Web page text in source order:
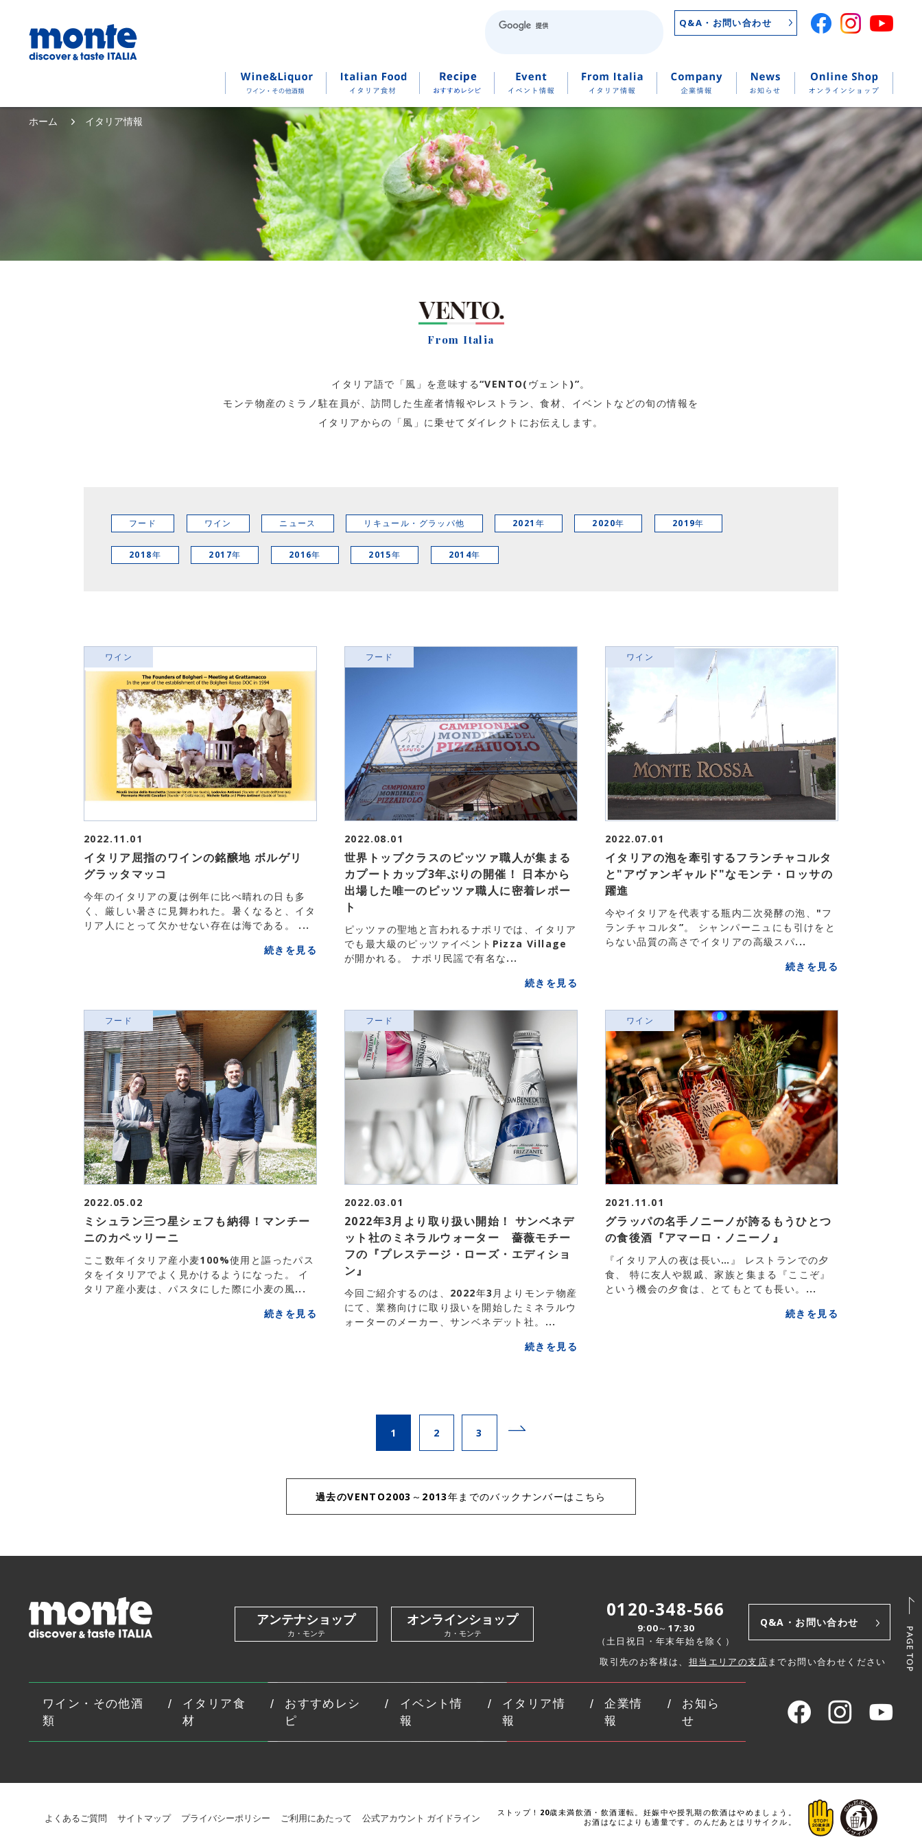
Q&A・お問い合わせ
ホーム イタリア情報
From Italia
イタリア語で「風」を意味する“VENTO(ヴェント)”。
モンテ物産のミラノ駐在員が、訪問した生産者情報やレストラン、食材、イベントなどの旬の情報を
イタリアからの「風」に乗せてダイレクトにお伝えします。
フード ワイン ニュース リキュール・グラッパ他 2021年 2020年 2019年
2018年 2017年 2016年 2015年 2014年
ワイン
2022.11.01
イタリア屈指のワインの銘醸地 ボルゲリ
グラッタマッコ
今年のイタリアの夏は例年に比べ晴れの日も多
く、厳しい暑さに見舞われた。暑くなると、イタ
リア人にとって欠かせない存在は海である。 ...
続きを見る
フード
2022.08.01
世界トップクラスのピッツァ職人が集まる
カプートカップ3年ぶりの開催！ 日本から
出場した唯一のピッツァ職人に密着レポー
ト
ピッツァの聖地と言われるナポリでは、イタリア
でも最大級のピッツァイベントPizza Village
が開かれる。 ナポリ民謡で有名な...
続きを見る
ワイン
2022.07.01
イタリアの泡を牽引するフランチャコルタ
と"アヴァンギャルド"なモンテ・ロッサの
躍進
今やイタリアを代表する瓶内二次発酵の泡、"フ
ランチャコルタ”。 シャンパーニュにも引けをと
らない品質の高さでイタリアの高級スパ...
続きを見る
フード
2022.05.02
ミシュラン三つ星シェフも納得！マンチー
ニのカペッリーニ
ここ数年イタリア産小麦100%使用と謳ったパス
タをイタリアでよく見かけるようになった。 イ
タリア産小麦は、パスタにした際に小麦の風...
続きを見る
フード
2022.03.01
2022年3月より取り扱い開始！ サンベネデ
ット社のミネラルウォーター 薔薇モチー
フの『プレステージ・ローズ・エディショ
ン』
今回ご紹介するのは、2022年3月よりモンテ物産
にて、業務向けに取り扱いを開始したミネラルウ
ォーターのメーカー、サンベネデット社。...
続きを見る
ワイン
2021.11.01
グラッパの名手ノニーノが誇るもうひとつ
の食後酒『アマーロ・ノニーノ』
『イタリア人の夜は長い…』 レストランでの夕
食、 特に友人や親戚、家族と集まる『ここぞ』
という機会の夕食は、とてもとても長い。...
続きを見る
1 2 3
過去のVENTO2003～2013年までのバックナンバーはこちら
アンテナショップ
カ・モンテ
オンラインショップ
カ・モンテ
0120-348-566
9:00～17:30
（土日祝日・年末年始を除く）
取引先のお客様は、 担当エリアの支店までお問い合わせください
Q&A・お問い合わせ
ワイン・その他酒
類
イタリア食
材
おすすめレシ
ピ
イベント情
報
イタリア情
報
企業情
報
お知ら
せ
よくあるご質問 サイトマップ プライバシーポリシー ご利用にあたって 公式アカウント ガイドライン ストップ！20歳未満飲酒・飲酒運転。 妊娠中や授乳期の飲酒はやめましょう。
お酒はなによりも適量です。のんだあとはリサイクル。